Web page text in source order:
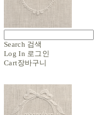
Search 검색
Log In 로그인
Cart장바구니